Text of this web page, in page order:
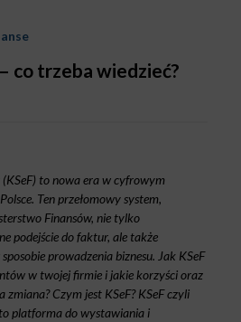
co trzeba wiedzieć?
to nowa era w cyfrowym
Ten przełomowy system,
Finansów, nie tylko
podejście do faktur, ale także
prowadzenia biznesu. Jak KSeF
w twojej firmie i jakie korzyści oraz
zmiana? Czym jest KSeF? KSeF czyli
platforma do wystawiania i